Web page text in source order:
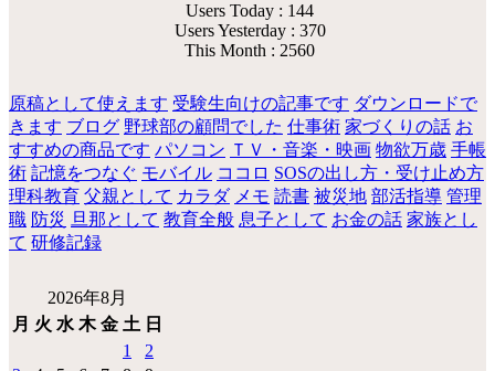
Users Today : 144
Users Yesterday : 370
This Month : 2560
原稿として使えます 受験生向けの記事です ダウンロードで
きます ブログ 野球部の顧問でした 仕事術 家づくりの話 お
すすめの商品です パソコン ＴＶ・音楽・映画 物欲万歳 手帳
術 記憶をつなぐ モバイル ココロ SOSの出し方・受け止め方
理科教育 父親として カラダ メモ 読書 被災地 部活指導 管理
職 防災 旦那として 教育全般 息子として お金の話 家族とし
て 研修記録
2026年8月
月 火 水 木 金 土 日
1
2